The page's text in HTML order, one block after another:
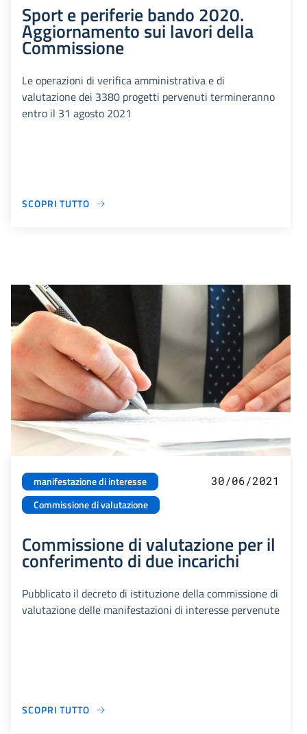
Sport e periferie bando 2020.
Aggiornamento sui lavori della
Commissione
Le operazioni di verifica amministrativa e di
valutazione dei 3380 progetti pervenuti termineranno
entro il 31 agosto 2021
SCOPRI TUTTO
manifestazione di interesse
Commissione di valutazione
30/06/2021
Commissione di valutazione per il
conferimento di due incarichi
Pubblicato il decreto di istituzione della commissione di
valutazione delle manifestazioni di interesse pervenute
SCOPRI TUTTO